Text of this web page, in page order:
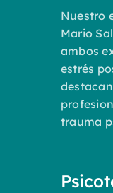
Nuestro
Mario
ambos
estrés
trauma